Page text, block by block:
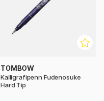
TOMBOW
Kalligrafipenn Fudenosuke
Hard Tip